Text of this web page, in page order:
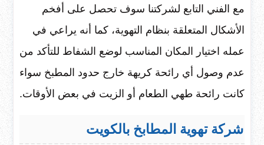
مع الفني التابع لشركتنا سوف تحصل على أفخم
الأشكال المتعلقة بنظام التهوية، كما أنه يراعي في
عمله اختيار المكان المناسب لوضع الشفاط للتأكد من
عدم وصول أي رائحة كريهة خارج حدود المطبخ سواء
كانت رائحة طهي الطعام أو الزيت في بعض الأوقات.
شركة تهوية المطابخ بالكويت